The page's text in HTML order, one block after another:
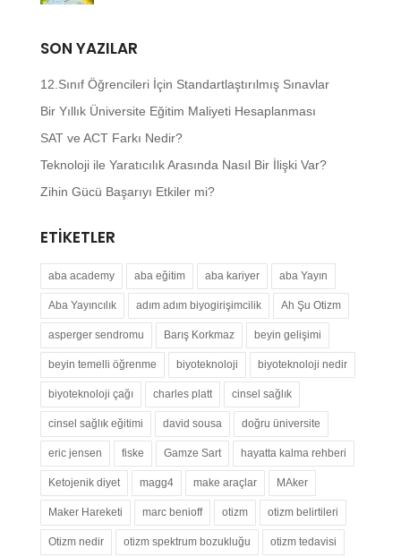
SON YAZILAR
12.Sınıf Öğrencileri İçin Standartlaştırılmış Sınavlar
Bir Yıllık Üniversite Eğitim Maliyeti Hesaplanması
SAT ve ACT Farkı Nedir?
Teknoloji ile Yaratıcılık Arasında Nasıl Bir İlişki Var?
Zihin Gücü Başarıyı Etkiler mi?
ETIKETLER
aba academy aba eğitim aba kariyer aba Yayın
Aba Yayıncılık adım adım biyogirişimcilik Ah Şu Otizm
asperger sendromu Barış Korkmaz beyin gelişimi
beyin temelli öğrenme biyoteknoloji biyoteknoloji nedir
biyoteknoloji çağı charles platt cinsel sağlık
cinsel sağlık eğitimi david sousa doğru üniversite
eric jensen fiske Gamze Sart hayatta kalma rehberi
Ketojenik diyet magg4 make araçlar MAker
Maker Hareketi marc benioff otizm otizm belirtileri
Otizm nedir otizm spektrum bozukluğu otizm tedavisi